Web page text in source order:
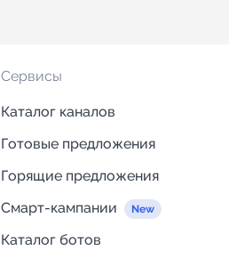
Сервисы
Каталог каналов
Готовые предложения
Горящие предложения
Смарт-кампании
Каталог ботов